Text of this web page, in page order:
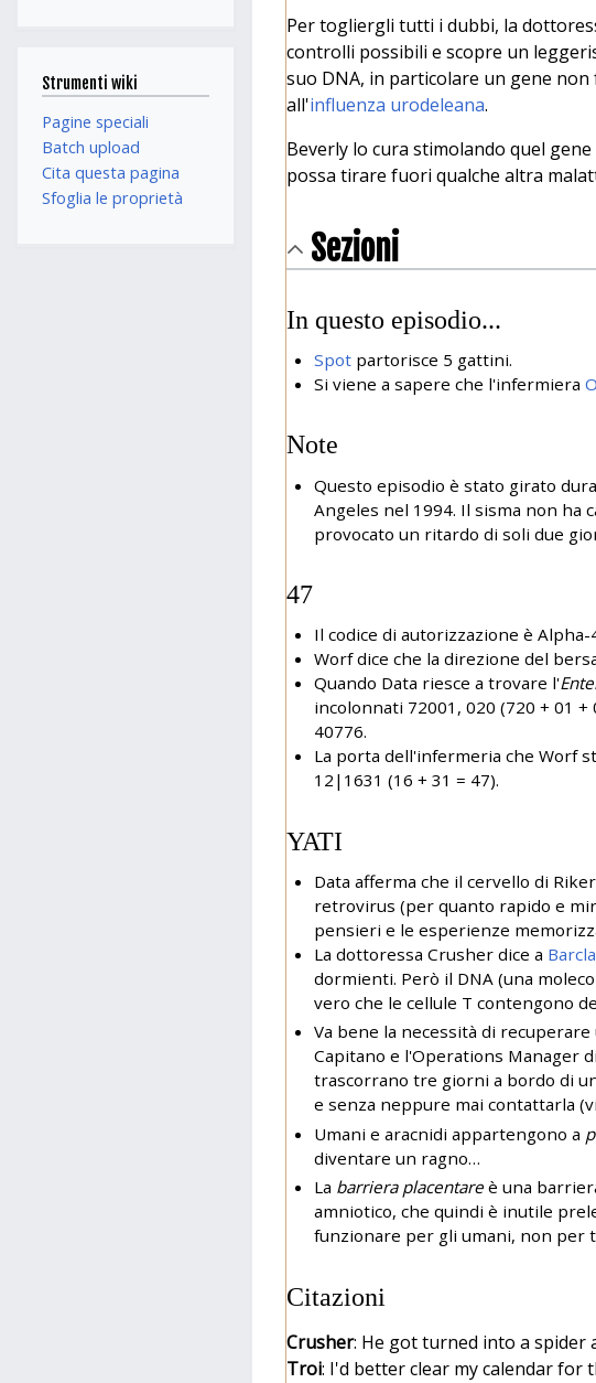
Per togliergli tutti i dubbi, la
controlli possibili e scopre un
suo DNA, in particolare un gene
all'influenza urodeleana.
Beverly lo cura stimolando quel
possa tirare fuori qualche altra
Sezioni
In questo episodio...
Spotpartorisce 5 gattini.
Si viene a sapere che l'infermiera
Note
Questo episodio è stato girato
Angeles nel 1994. Il sisma non ha
provocato un ritardo di soli due
47
Il codice di autorizzazione è Alpha-
Worf dice che la direzione del
Quando Data riesce a trovare l'
incolonnati 72001, 020 (720 + 01 +
40776.
La porta dell'infermeria che Worf
12|1631 (16 + 31 = 47).
YATI
Data afferma che il cervello di
retrovirus (per quanto rapido e
pensieri e le esperienze
La dottoressa Crusher dice a
dormienti. Però il DNA (una
vero che le cellule T contengono
Va bene la necessità di
Capitano e l'Operations Manager
trascorrano tre giorni a bordo di
e senza neppure mai contattarla
Umani e aracnidi appartengono a
diventare un ragno…
La barriera placentareè una
amniotico, che quindi è inutile
funzionare per gli umani, non per
Citazioni
Crusher: He got turned into a spider
Troi: I'd better clear my calendar for
Strumenti wiki
Pagine speciali
Batch upload
Cita questa pagina
Sfoglia le proprietà